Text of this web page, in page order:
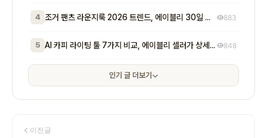
4 조거 팬츠 라운지룩 2026 트렌드, 에이블리 30일 마켓찜 1,400개 만든 7단계 883
5 AI 카피 라이팅 툴 7가지 비교, 에이블리 셀러가 상세페이지 전환율 2배 만든 실전 공식 848
인기 글 더보기
이전글